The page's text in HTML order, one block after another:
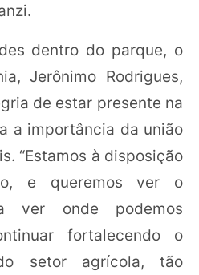
dentro do parque, o
Jerônimo Rodrigues,
de estar presente na
a importância da união
“Estamos à disposição
e queremos ver o
ver onde podemos
fortalecendo o
setor agrícola, tão